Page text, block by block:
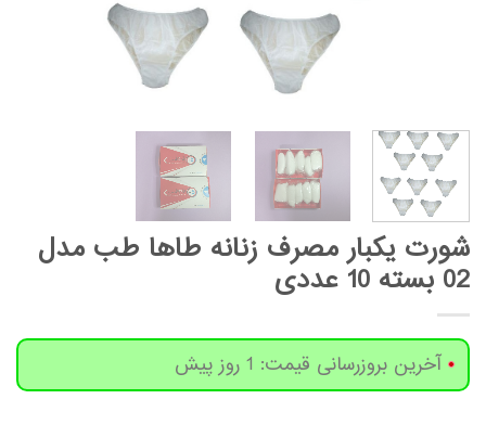
شورت یکبار مصرف زنانه طاها طب مدل
02 بسته 10 عددی
آخرین بروزرسانی قیمت: 1 روز پیش